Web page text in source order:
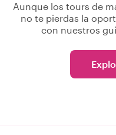
Aunque los tours de
no te pierdas la
con nuestros